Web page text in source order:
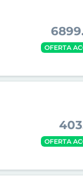
OFERTA
OFERTA